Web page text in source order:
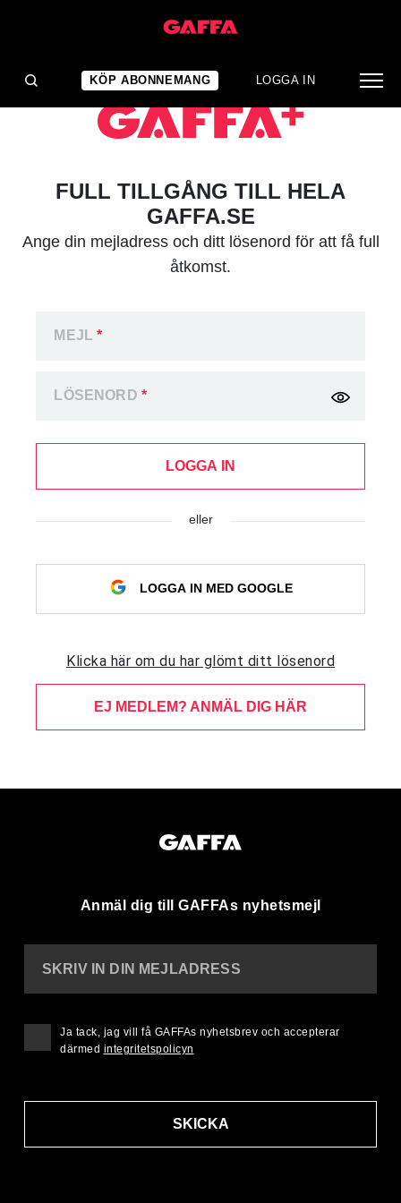
KÖP ABONNEMANG LOGGA IN
FULL TILLGÅNG TILL HELA
GAFFA.SE
Ange din mejladress och ditt lösenord för att få full
åtkomst.
MEJL*
LÖSENORD *
LOGGA IN
eller
LOGGA IN MED GOOGLE
Klicka här om du har glömt ditt lösenord
EJ MEDLEM? ANMÄL DIG HÄR
Anmäl dig till GAFFAs nyhetsmejl
SKRIV IN DIN MEJLADRESS
SKICKA
Ja tack, jag vill få GAFFAs nyhetsbrev och accepterar
därmed integritetspolicyn